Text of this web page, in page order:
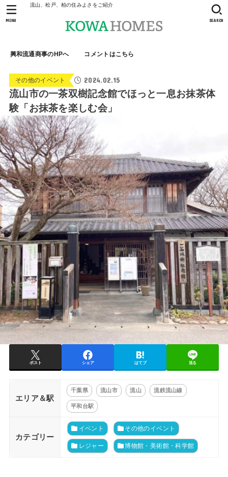
流山、松戸、柏の住みよさをご紹介
興和流通商事のHPへ コメントはこちら
SEARCH
MENU
その他のイベント 2024.02.15
流山市の一茶双樹記念館でほっと一息お抹茶体
験「お抹茶を楽しむ会」
ポスト シェア はてブ 送る
エリア＆駅
千葉県 流山市 流山 流鉄流山線
平和台駅
カテゴリー
イベント その他のイベント
レジャー 博物館・美術館・科学館